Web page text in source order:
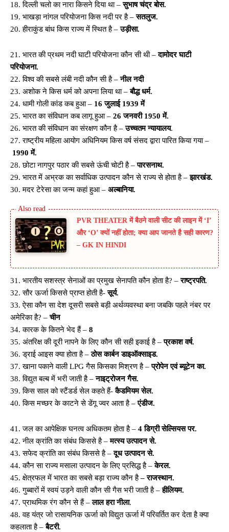
18. दिल्ली चलो का नारा किसने दिया था –सुभाष चंद्र बोस.
19. भाखड़ा नांगल परियोजना किस नदी पर है –सतलुज.
20. हीराकुंड बांध किस राज्य में स्थित है –उड़ीसा.
21. भारत की प्रथम नदी घाटी परियोजना कौन सी थी –दामोदर घाटी
परियोजना.
22. विश्व की सबसे लंबी नदी कौन सी है –नील नदी
23. अशोक ने किस धर्म को अपना लिया था –बौद्ध धर्म.
24. धामी गोली कांड कब हुआ – 16 जुलाई 1939 में
25. भारत का संविधान कब लागू हुआ – 26 जनवरी 1950 में.
26. भारत की संविधान का संरक्षण कौन है –उच्चतम न्यायालय.
27. राष्ट्रीय महिला आयोग अधिनियम किस वर्ष संसद द्वारा पारित किया गया –
1990 में.
28. छोटा नागपुर पठार की सबसे ऊंची चोटी है –पारसनाथ.
29. भारत में अभ्रक का सर्वाधिक उत्पादन कौन से राज्य से होता है –झारखंड.
30. मदर टेरेसा का जन्म कहां हुआ – अल्बानिया.
PVR THEATER में बैठने वाली सीट की लाइन में ‘I’
और ‘O’ क्यों नहीं होता; क्या आप जानते है सही कारण?
– GK IN HINDI
31. भारतीय सशस्त्र सेनाओं का प्रमुख सेनापति कौन होता है? –राष्ट्रपति.
32. सौर ऊर्जा किससे प्राप्त होती है-सूर्य.
33. ऐसा कौन सा देश दूसरी सबसे बड़ी अर्थव्यवस्था बना जबकि पहले नंबर पर
अमेरिका है? –चीन
34. कारक के कितने भेद हैं – 8
35. अंतरिक्ष की दूरी नापने के लिए कौन सी सही इकाई है –प्रकाश वर्ष.
36. ड्राई आइस क्या होता है –ठोस कार्बन डाइऑक्साइड.
37. खाना पकाने वाली LPG गैस किसका मिश्रण है –प्रोपेन एवं ब्यूटेन का.
38. विद्युत बल्ब में भरी जाती है –नाइट्रोजन गैस.
39. किस साल को स्टैंडर्ड सेल कहते हैं-कैडमियम सेल.
40. किस मच्छर के काटने से डेंगू ज्वर आता है –एंडीज.
41. जल का आपेक्षिक घनत्व अधिकतम होता है – 4 डिग्री सेल्सियस पर.
42. नील क्रांति का संबंध किससे है –मत्स्य उत्पादन से.
43. सफेद क्रांति का संबंध किससे है –दूध उत्पादन से.
44. कौन सा राज्य मसाला उत्पादन के लिए प्रसिद्ध है –केरल.
45. क्षेत्रफल में भारत का सबसे बड़ा राज्य कौन है– राजस्थान.
46. गुब्बारों में स्वयं उड़ने वाली कौन सी गैस भरी जाती है –हीलियम.
47. प्राथमिक रंग कौन से हैं –लाल हरा नीला.
48. वह यंत्र जो रासायनिक ऊर्जा को विद्युत ऊर्जा में परिवर्तित कर देता है क्या
कहलाता है –बैटरी.